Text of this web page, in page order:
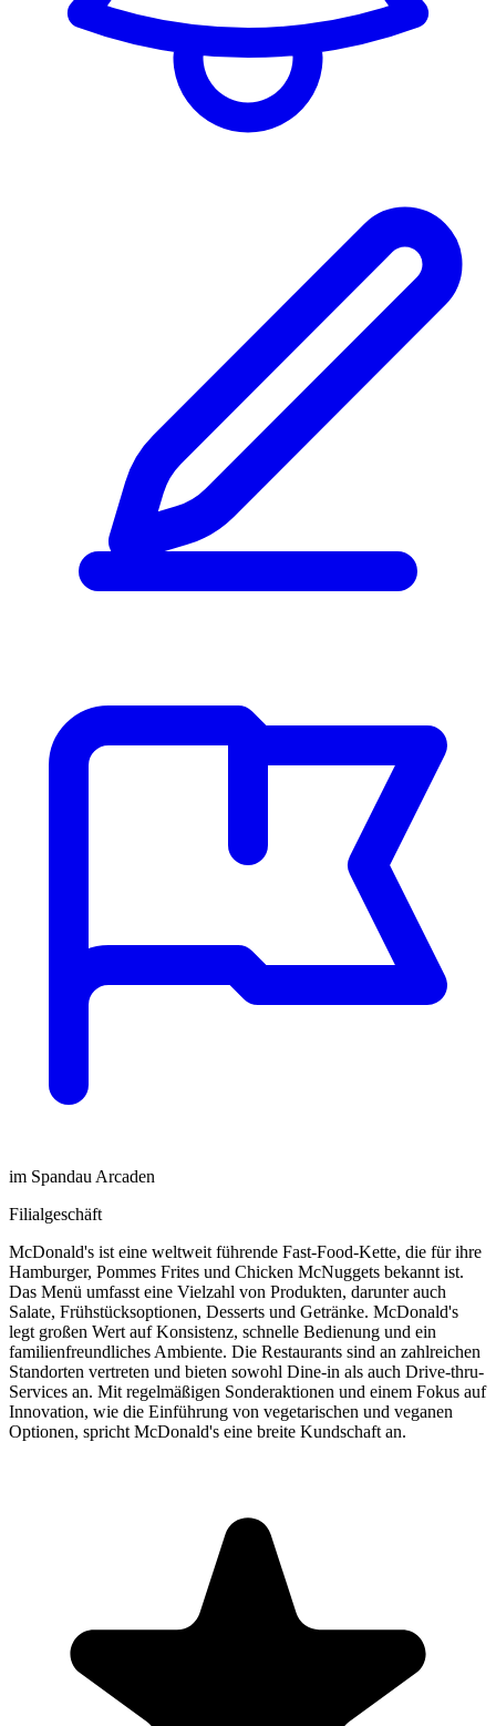
im Spandau Arcaden
Filialgeschäft
McDonald's ist eine weltweit führende Fast-Food-Kette, die für ihre
Hamburger, Pommes Frites und Chicken McNuggets bekannt ist.
Das Menü umfasst eine Vielzahl von Produkten, darunter auch
Salate, Frühstücksoptionen, Desserts und Getränke. McDonald's
legt großen Wert auf Konsistenz, schnelle Bedienung und ein
familienfreundliches Ambiente. Die Restaurants sind an zahlreichen
Standorten vertreten und bieten sowohl Dine-in als auch Drive-thru-
Services an. Mit regelmäßigen Sonderaktionen und einem Fokus auf
Innovation, wie die Einführung von vegetarischen und veganen
Optionen, spricht McDonald's eine breite Kundschaft an.